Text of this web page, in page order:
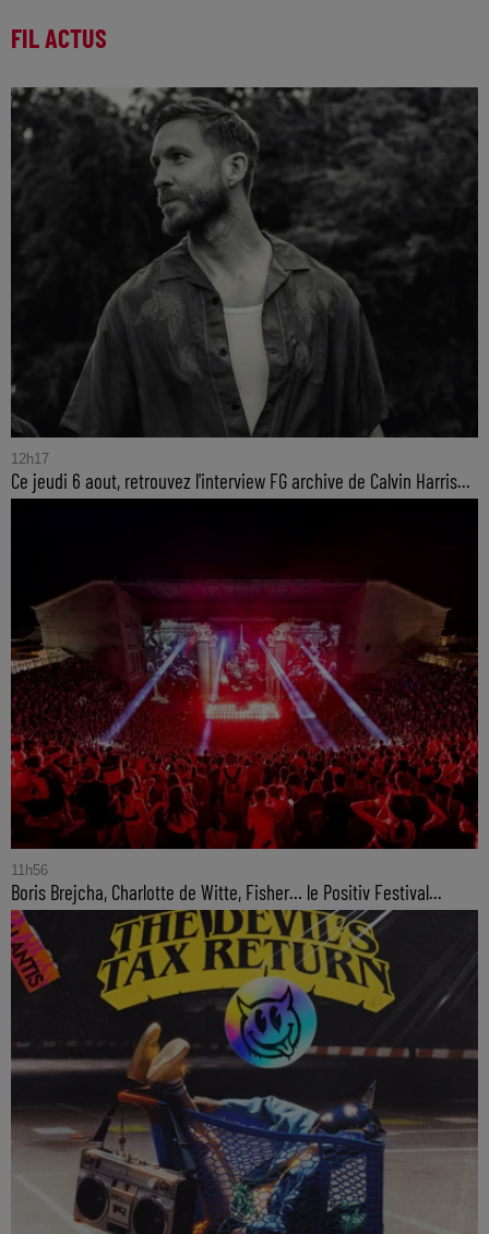
FIL ACTUS
12h17
Ce jeudi 6 aout, retrouvez l'interview FG archive de Calvin Harris...
11h56
Boris Brejcha, Charlotte de Witte, Fisher… le Positiv Festival...